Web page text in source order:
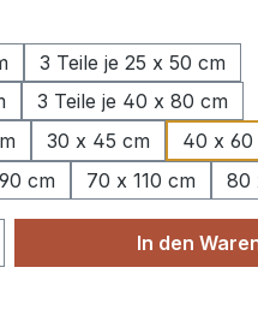
3 Teile je 25 x 50 cm
3 Teile je 40 x 80 cm
30 x 45 cm
40 x 60
cm 70 x 110 cm 80
Gib denIn den